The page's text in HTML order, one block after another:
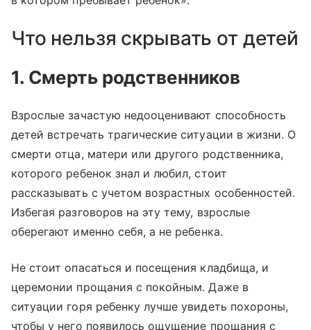
Что нельзя скрывать от детей
1. Смерть родственников
Взрослые зачастую недооценивают способность
детей встречать трагические ситуации в жизни. О
смерти отца, матери или другого родственника,
которого ребенок знал и любил, стоит
рассказывать с учетом возрастных особенностей.
Избегая разговоров на эту тему, взрослые
оберегают именно себя, а не ребенка.
Не стоит опасаться и посещения кладбища, и
церемонии прощания с покойным. Даже в
ситуации горя ребенку лучше увидеть похороны,
чтобы у него появилось ощущение прощания с